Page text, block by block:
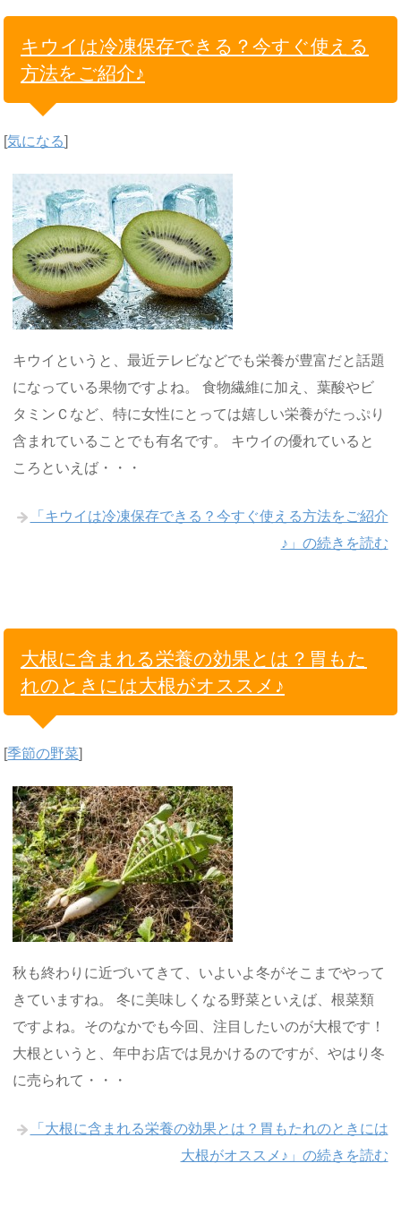
キウイは冷凍保存できる？今すぐ使える
方法をご紹介♪
[気になる]
キウイというと、最近テレビなどでも栄養が豊富だと話題
になっている果物ですよね。 食物繊維に加え、葉酸やビ
タミンＣなど、特に女性にとっては嬉しい栄養がたっぷり
含まれていることでも有名です。 キウイの優れていると
ころといえば・・・
「キウイは冷凍保存できる？今すぐ使える方法をご紹介
♪」の続きを読む
大根に含まれる栄養の効果とは？胃もた
れのときには大根がオススメ♪
[季節の野菜]
秋も終わりに近づいてきて、いよいよ冬がそこまでやって
きていますね。 冬に美味しくなる野菜といえば、根菜類
ですよね。そのなかでも今回、注目したいのが大根です！
大根というと、年中お店では見かけるのですが、やはり冬
に売られて・・・
「大根に含まれる栄養の効果とは？胃もたれのときには
大根がオススメ♪」の続きを読む